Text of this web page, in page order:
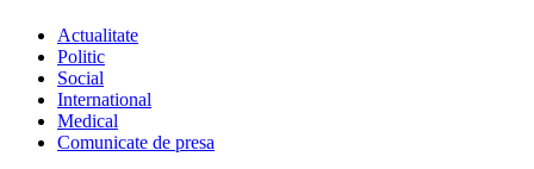
Actualitate
Politic
Social
International
Medical
Comunicate de presa